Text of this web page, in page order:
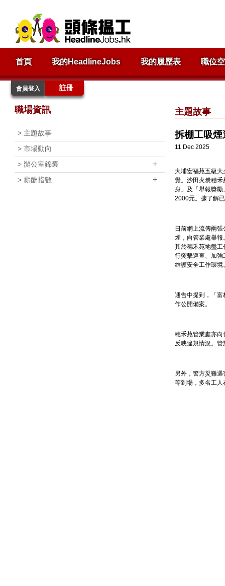
首頁 我的HeadlineJobs 我的履歷表 職位
會員登入 註冊
職場資訊
> 主題故事
> 市場動向
> 辦公室錦囊 +
> 薪酬指數 +
主題故事
拆棚工吸
11 Dec 2025
大埔宏福苑五級
覺。沙田火炭穗
身」及「舉報獎
2000元。據了解
日前網上流傳兩
煙，向管業處舉
其於穗禾苑地盤
行突擊巡查、加
維護安全工作環境
通告中提到，「
作公開備案。
穗禾苑管業處亦
反映違規情況。
另外，警方災難
等到場，多名工